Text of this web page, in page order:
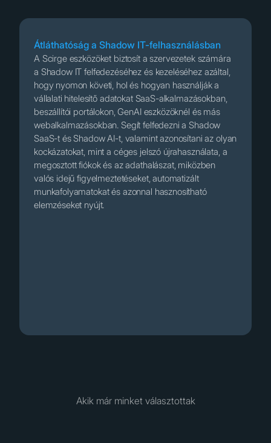
Átláthatóság a Shadow IT-felhasználásban
A Scirge eszközöket biztosít a szervezetek számára
a Shadow IT felfedezéséhez és kezeléséhez azáltal,
hogy nyomon követi, hol és hogyan használják a
vállalati hitelesítő adatokat SaaS-alkalmazásokban,
beszállítói portálokon, GenAI eszközöknél és más
webalkalmazásokban. Segít felfedezni a Shadow
SaaS-t és Shadow AI-t, valamint azonosítani az olyan
kockázatokat, mint a céges jelszó újrahasználata, a
megosztott fiókok és az adathalászat, miközben
valós idejű figyelmeztetéseket, automatizált
munkafolyamatokat és azonnal hasznosítható
elemzéseket nyújt.
Akik már minket választottak